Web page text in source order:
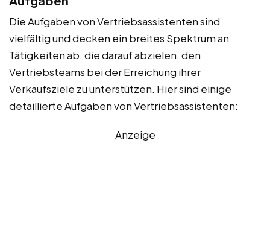
Die Aufgaben von Vertriebsassistenten sind
vielfältig und decken ein breites Spektrum an
Tätigkeiten ab, die darauf abzielen, den
Vertriebsteams bei der Erreichung ihrer
Verkaufsziele zu unterstützen. Hier sind einige
detaillierte Aufgaben von Vertriebsassistenten:
Anzeige